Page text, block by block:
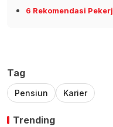
6 Rekomendasi
Tag
Pensiun Karier
Trending